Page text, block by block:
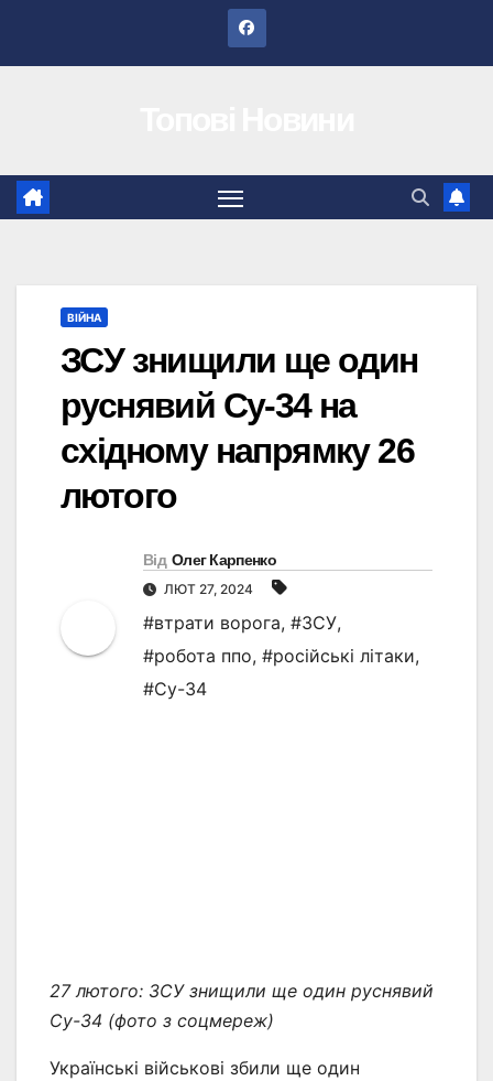
ВІЙНА
ЗСУ знищили ще один
руснявий Су-34 на
східному напрямку 26
лютого
Від Олег Карпенко
ЛЮТ 27, 2024
#втрати ворога, #ЗСУ,
#робота ппо, #російські літаки,
#Су-34
27 лютого: ЗСУ знищили ще один руснявий
Су-34 (фото з соцмереж)
Українські військові збили ще один